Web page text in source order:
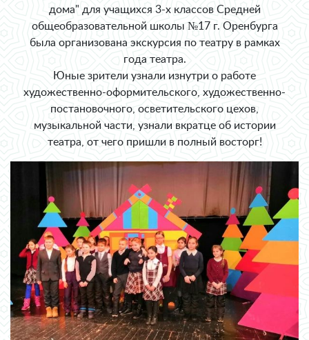
дома" для учащихся 3-х классов Средней
общеобразовательной школы №17 г. Оренбурга
была организована экскурсия по театру в рамках
года театра.
Юные зрители узнали изнутри о работе
художественно-оформительского, художественно-
постановочного, осветительского цехов,
музыкальной части, узнали вкратце об истории
театра, от чего пришли в полный восторг!